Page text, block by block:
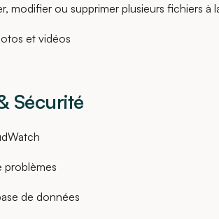
modifier ou supprimer plusieurs fichiers à
et vidéos
Sécurité
problèmes
de données